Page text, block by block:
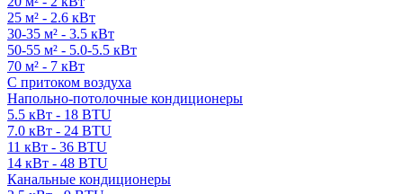
25 м² - 2.6 кВт
30-35 м² - 3.5 кВт
50-55 м² - 5.0-5.5 кВт
70 м² - 7 кВт
С притоком воздуха
Напольно-потолочные кондиционеры
5.5 кВт - 18 BTU
7.0 кВт - 24 BTU
11 кВт - 36 BTU
14 кВт - 48 BTU
Канальные кондиционеры